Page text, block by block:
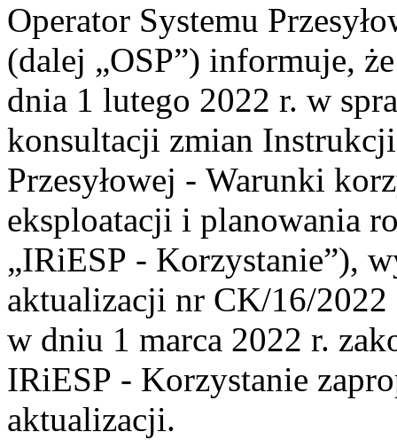
Operator Systemu
(dalej „OSP”) informuje,
dnia 1 lutego 2022 r. w
konsultacji zmian
Przesyłowej - Warunki
eksploatacji i planowania
„IRiESP - Korzystanie”),
aktualizacji nr CK/16/
w dniu 1 marca 2022 r.
IRiESP - Korzystanie
aktualizacji.